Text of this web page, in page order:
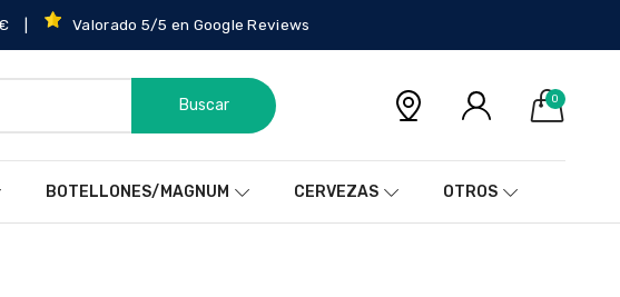
Valorado 5/5 en Google Reviews
0
Buscar
BOTELLONES/MAGNUM CERVEZAS OTROS